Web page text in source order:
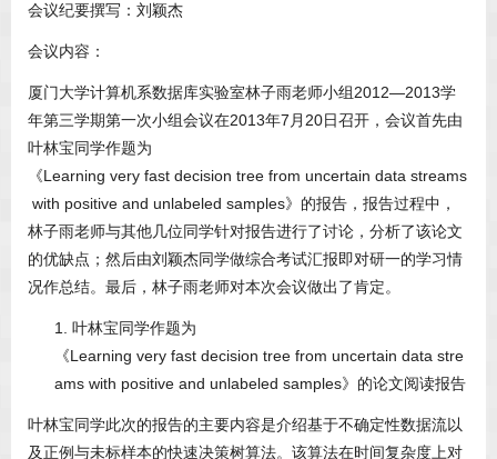
会议纪要撰写：刘颖杰
会议内容：
厦门大学计算机系数据库实验室林子雨老师小组2012—2013学
年第三学期第一次小组会议在2013年7月20日召开，会议首先由
叶林宝同学作题为
《Learning very fast decision tree from uncertain data streams
with positive and unlabeled samples》的报告，报告过程中，
林子雨老师与其他几位同学针对报告进行了讨论，分析了该论文
的优缺点；然后由刘颖杰同学做综合考试汇报即对研一的学习情
况作总结。最后，林子雨老师对本次会议做出了肯定。
1. 叶林宝同学作题为
《Learning very fast decision tree from uncertain data stre
ams with positive and unlabeled samples》的论文阅读报告
叶林宝同学此次的报告的主要内容是介绍基于不确定性数据流以
及正例与未标样本的快速决策树算法。该算法在时间复杂度上对